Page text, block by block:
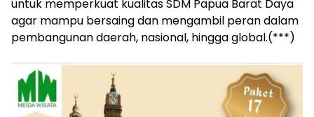
untuk memperkuat kualitas SDM Papua Barat Daya
agar mampu bersaing dan mengambil peran dalam
pembangunan daerah, nasional, hingga global.(***)